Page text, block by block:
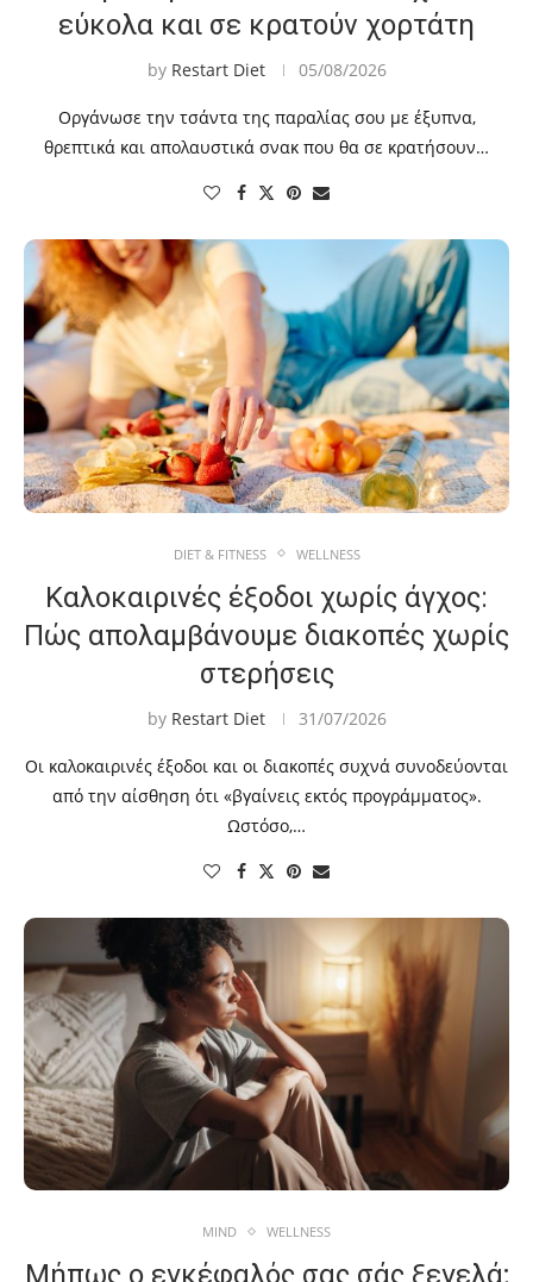
εύκολα και σε κρατούν χορτάτη
by Restart Diet 05/08/2026
Οργάνωσε την τσάντα της παραλίας σου με έξυπνα,
θρεπτικά και απολαυστικά σνακ που θα σε κρατήσουν…
DIET & FITNESS WELLNESS
Καλοκαιρινές έξοδοι χωρίς άγχος:
Πώς απολαμβάνουμε διακοπές χωρίς
στερήσεις
by Restart Diet 31/07/2026
Οι καλοκαιρινές έξοδοι και οι διακοπές συχνά συνοδεύονται
από την αίσθηση ότι «βγαίνεις εκτός προγράμματος».
Ωστόσο,…
MIND WELLNESS
Μήπως ο εγκέφαλός σας σάς ξεγελά;